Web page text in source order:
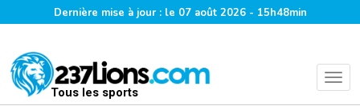
Dernière mise à jour : le 07 août 2026 - 15h48min
Tous les sports